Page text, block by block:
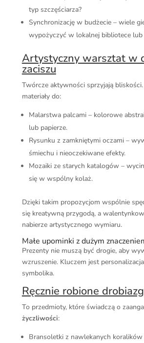
typ szczęściarza?
Synchronizację w budżecie – wiele
wypożyczyć w lokalnej bibliotece lub
Artystyczny warsztat w
zaciszu
Twórcze aktywności sprzyjają
materiały do:
Malarstwa palcami – kolorowe
lub papierze.
Rysunku z zamkniętymi oczami –
śmiechu i nieoczekiwane efekty.
Mozaiki ze starych katalogów –
się w wspólny kolaż.
Dzięki takim propozycjom wspólnie
się kreatywną przygodą, a
nabierze artystycznego wymiaru.
Małe upominki z dużym
Prezenty nie muszą być drogie, aby
wzruszenie. Kluczem jest
symbolika.
Ręcznie robione
To przedmioty, które świadczą o
życzliwości:
Bransoletki z nawlekanych